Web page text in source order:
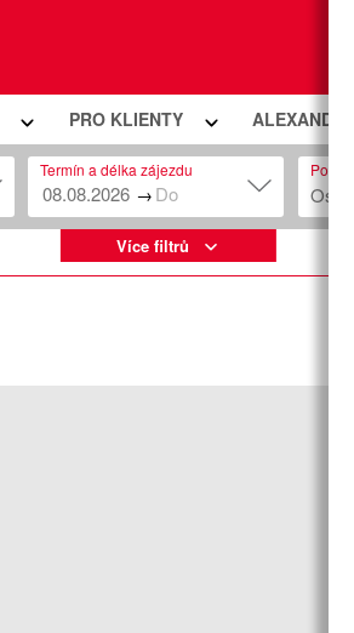
PRO KLIENTY
Termín a délka zájezdu
→
Počet
Více filtrů